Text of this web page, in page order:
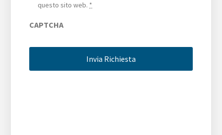
questo sito web. *
CAPTCHA